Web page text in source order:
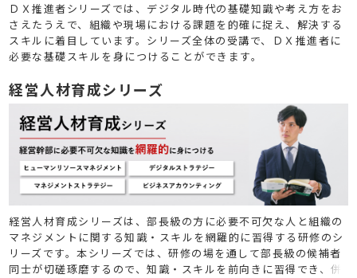
ＤＸ推進者シリーズでは、デジタル時代の基礎知識や考え方をお
さえたうえで、組織や現場における課題を的確に捉え、解決する
スキルに着目しています。シリーズ全体の受講で、ＤＸ推進者に
必要な基礎スキルを身につけることができます。
経営人材育成シリーズ
経営人材育成シリーズは、部長級の方に必要不可欠な人と組織の
マネジメントに関する知識・スキルを網羅的に習得する研修のシ
リーズです。本シリーズでは、研修の場を通して部長級の候補者
同士が切磋琢磨するので、知識・スキルを前向きに習得でき、併